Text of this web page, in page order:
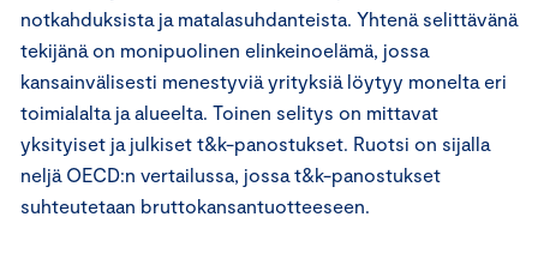
notkahduksista ja matalasuhdanteista. Yhtenä selittävänä
tekijänä on monipuolinen elinkeinoelämä, jossa
kansainvälisesti menestyviä yrityksiä löytyy monelta eri
toimialalta ja alueelta. Toinen selitys on mittavat
yksityiset ja julkiset t&k-panostukset. Ruotsi on sijalla
neljä OECD:n vertailussa, jossa t&k-panostukset
suhteutetaan bruttokansantuotteeseen.